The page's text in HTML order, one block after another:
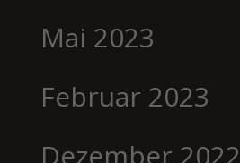
Mai 2023
Februar 2023
Dezember 2022